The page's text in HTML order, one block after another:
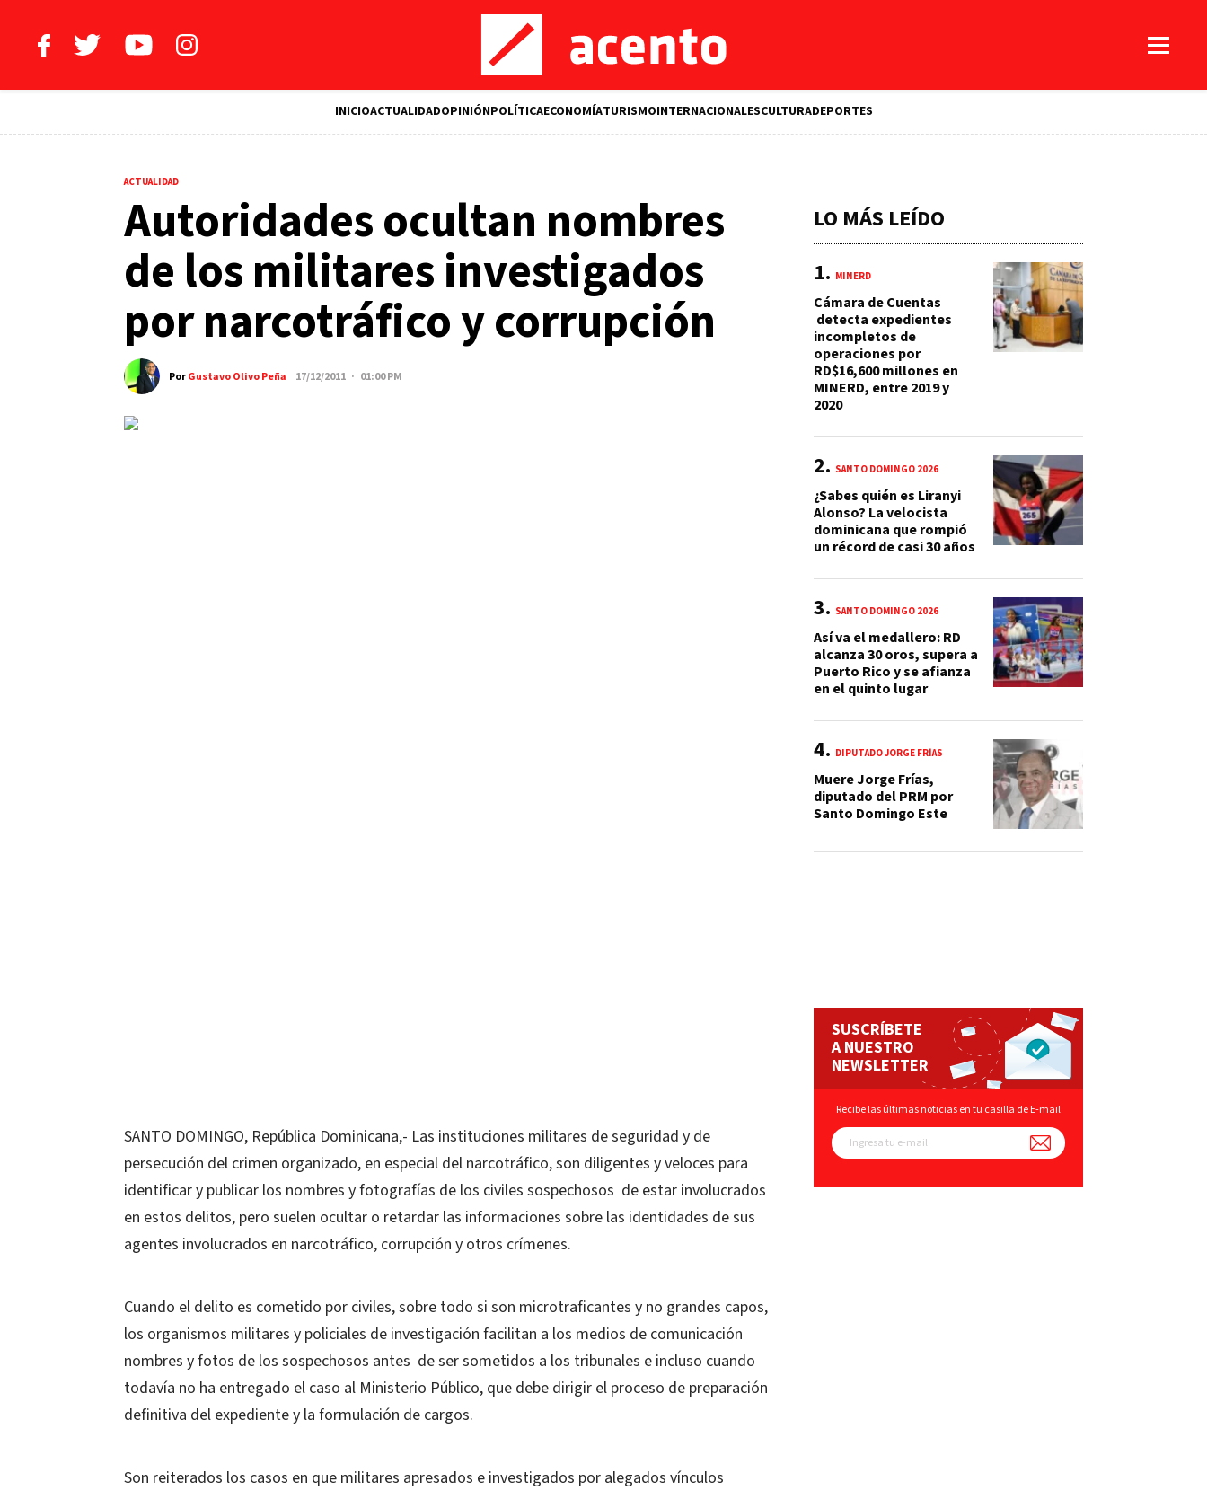
INICIOACTUALIDADOPINIÓNPOLÍTICAECONOMÍATURISMOINTERNACIONALESCULTURADEPORTES
ACTUALIDAD
Autoridades ocultan nombres
de los militares investigados
por narcotráfico y corrupción
PorGustavo Olivo Peña 17/12/2011 · 01:00 PM
SANTO DOMINGO, República Dominicana,- Las instituciones militares de seguridad y de
persecución del crimen organizado, en especial del narcotráfico, son diligentes y veloces para
identificar y publicar los nombres y fotografías de los civiles sospechosos de estar involucrados
en estos delitos, pero suelen ocultar o retardar las informaciones sobre las identidades de sus
agentes involucrados en narcotráfico, corrupción y otros crímenes.
Cuando el delito es cometido por civiles, sobre todo si son microtraficantes y no grandes capos,
los organismos militares y policiales de investigación facilitan a los medios de comunicación
nombres y fotos de los sospechosos antes de ser sometidos a los tribunales e incluso cuando
todavía no ha entregado el caso al Ministerio Público, que debe dirigir el proceso de preparación
definitiva del expediente y la formulación de cargos.
Son reiterados los casos en que militares apresados e investigados por alegados vínculos
LO MÁS LEÍDO
MINERD
Cámara de Cuentas
detecta expedientes
incompletos de
operaciones por
RD$16,600 millones en
MINERD, entre 2019 y
2020
SANTO DOMINGO 2026
¿Sabes quién es Liranyi
Alonso? La velocista
dominicana que rompió
un récord de casi 30 años
SANTO DOMINGO 2026
Así va el medallero: RD
alcanza 30 oros, supera a
Puerto Rico y se afianza
en el quinto lugar
DIPUTADO JORGE FRÍAS
Muere Jorge Frías,
diputado del PRM por
Santo Domingo Este
SUSCRÍBETE
A NUESTRO
NEWSLETTER
Recibe las últimas noticias en tu casilla de E-mail